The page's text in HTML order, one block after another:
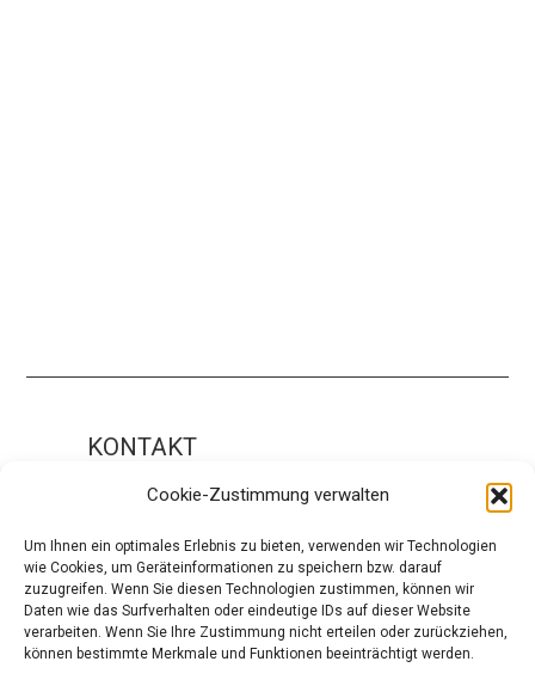
Cookie-Zustimmung verwalten
Um Ihnen ein optimales Erlebnis zu bieten, verwenden wir Technologien
wie Cookies, um Geräteinformationen zu speichern bzw. darauf
zuzugreifen. Wenn Sie diesen Technologien zustimmen, können wir
Daten wie das Surfverhalten oder eindeutige IDs auf dieser Website
verarbeiten. Wenn Sie Ihre Zustimmung nicht erteilen oder zurückziehen,
können bestimmte Merkmale und Funktionen beeinträchtigt werden.
KONTAKT
Impressum
ÜBER UNS
Die Redaktion
Über modaCYCLE